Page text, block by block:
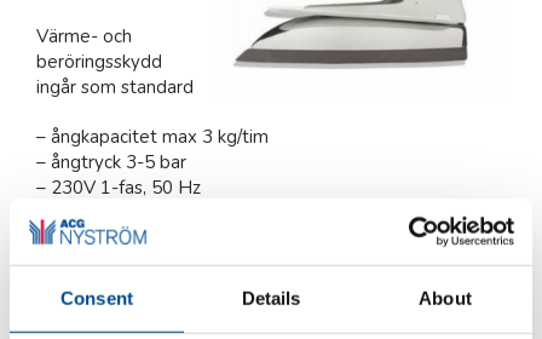
Consent Details About
Värme- och
beröringsskydd
ingår som standard
– ångkapacitet max 3 kg/tim
– ångtryck 3-5 bar
– 230V 1-fas, 50 Hz
– vikt: ca 1,3 kg